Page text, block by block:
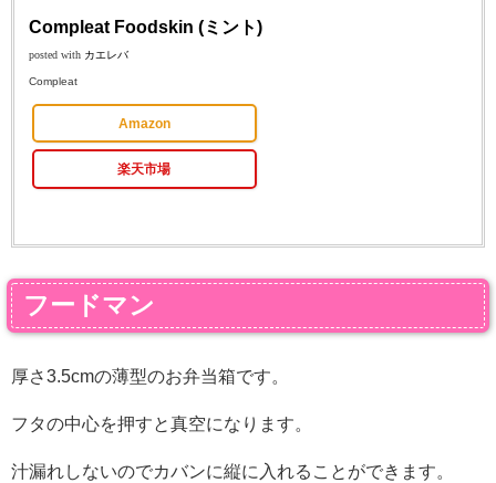
Compleat Foodskin (ミント)
posted with カエレバ
Compleat
Amazon
楽天市場
フードマン
厚さ3.5cmの薄型のお弁当箱です。
フタの中心を押すと真空になります。
汁漏れしないのでカバンに縦に入れることができます。